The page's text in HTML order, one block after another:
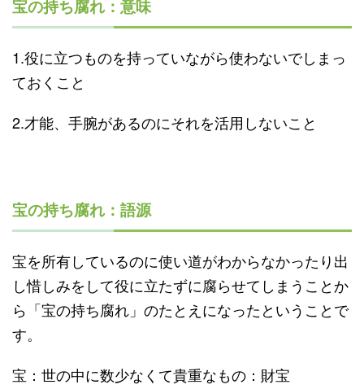
宝の持ち腐れ：意味
1.役に立つものを持っていながら使わないでしまっ
ておくこと
2.才能、手腕があるのにそれを活用しないこと
宝の持ち腐れ：語源
宝を所有しているのに使い道がわからなかったり出
し惜しみをして役に立たずに腐らせてしまうことか
ら「宝の持ち腐れ」のたとえになったということで
す。
宝：世の中に数少なくて貴重なもの：財宝